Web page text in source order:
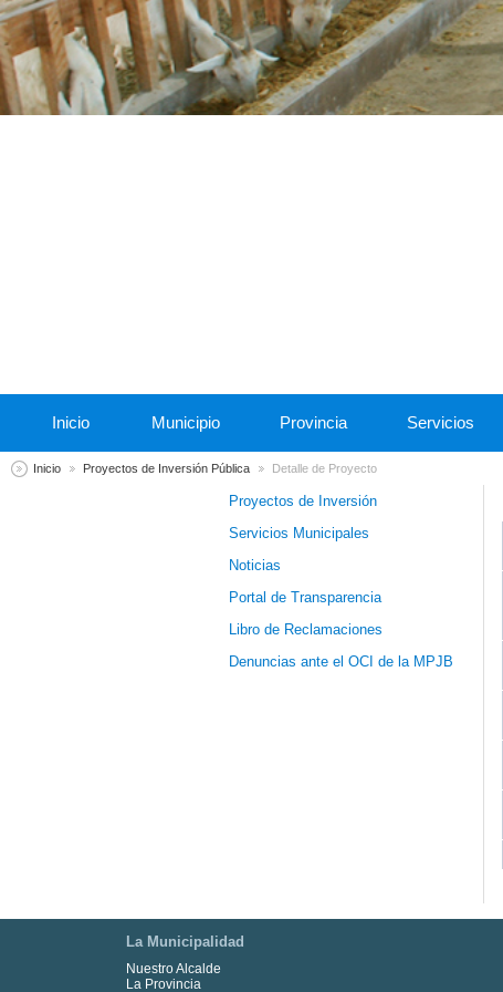
Inicio Municipio Provincia Servicios
Inicio Proyectos de Inversión Pública Detalle de Proyecto
Proyectos de Inversión
Servicios Municipales
Noticias
Portal de Transparencia
Libro de Reclamaciones
Denuncias ante el OCI de la MPJB
La Municipalidad
Nuestro Alcalde
La Provincia